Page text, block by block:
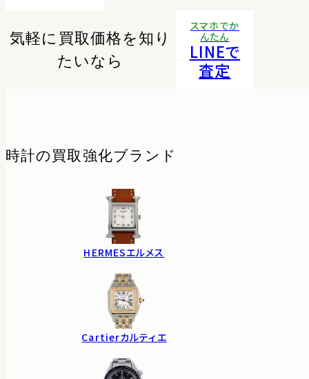
気軽に買取価格を知り
たいなら
スマホでか
んたん
LINEで
査定
時計の 買取強化ブランド
HERMESエルメス
Cartierカルティエ